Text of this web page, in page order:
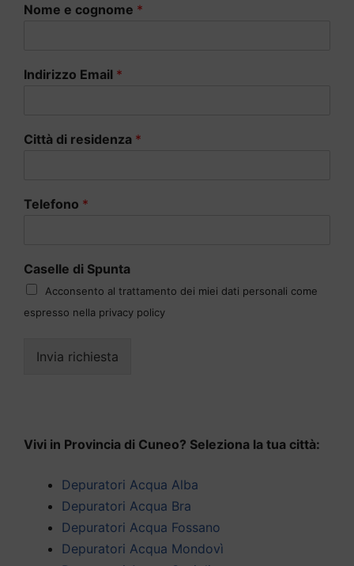
Nome e cognome *
Indirizzo Email *
Città di residenza *
Telefono *
Caselle di Spunta
Acconsento al trattamento dei miei dati personali come
espresso nella privacy policy
Invia richiesta
Vivi in Provincia di Cuneo? Seleziona la tua città:
Depuratori Acqua Alba
Depuratori Acqua Bra
Depuratori Acqua Fossano
Depuratori Acqua Mondovì